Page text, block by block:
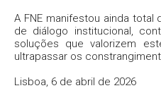
A FNE manifestou ainda total
de diálogo institucional,
soluções que valorizem
ultrapassar os
Lisboa, 6 de abril de 2026